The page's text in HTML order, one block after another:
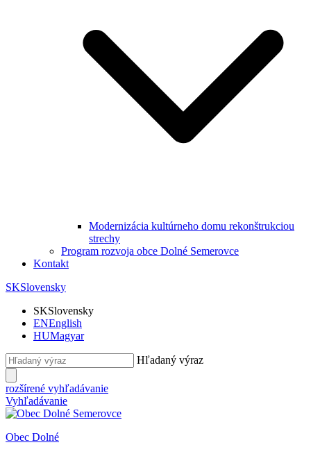
Modernizácia kultúrneho domu rekonštrukciou
strechy
Program rozvoja obce Dolné Semerovce
Kontakt
SKSlovensky
SKSlovensky
ENEnglish
HUMagyar
Hľadaný výraz
rozšírené vyhľadávanie
Vyhľadávanie
Obec Dolné